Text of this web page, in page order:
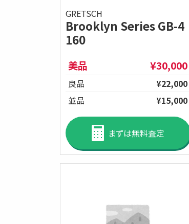
GRETSCH
Brooklyn Series GB-4
160
美品 ¥30,000
良品
¥22,000
並品
¥15,000
まずは無料査定